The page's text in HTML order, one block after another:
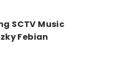
SCTV Music
Febian